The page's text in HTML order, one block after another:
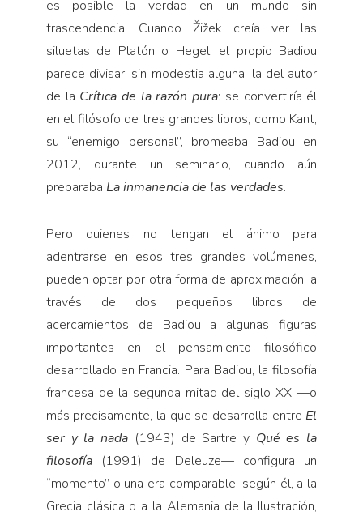
es posible la verdad en un mundo sin
trascendencia. Cuando Žižek creía ver las
siluetas de Platón o Hegel, el propio Badiou
parece divisar, sin modestia alguna, la del autor
de la Crítica de la razón pura: se convertiría él
en el filósofo de tres grandes libros, como Kant,
su “enemigo personal”, bromeaba Badiou en
2012, durante un seminario, cuando aún
preparaba La inmanencia de las verdades.
Pero quienes no tengan el ánimo para
adentrarse en esos tres grandes volúmenes,
pueden optar por otra forma de aproximación, a
través de dos pequeños libros de
acercamientos de Badiou a algunas figuras
importantes en el pensamiento filosófico
desarrollado en Francia. Para Badiou, la filosofía
francesa de la segunda mitad del siglo XX —o
más precisamente, la que se desarrolla entre El
ser y la nada (1943) de Sartre y Qué es la
filosofía(1991) de Deleuze— configura un
“momento” o una era comparable, según él, a la
Grecia clásica o a la Alemania de la Ilustración,